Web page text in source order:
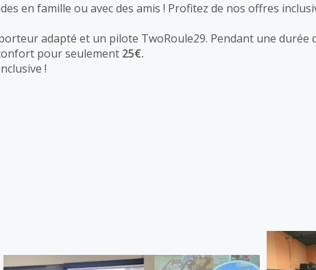
en famille ou avec des amis ! Profitez de nos offres
adapté et un pilote TwoRoule29. Pendant une durée
pour seulement 25€.
!